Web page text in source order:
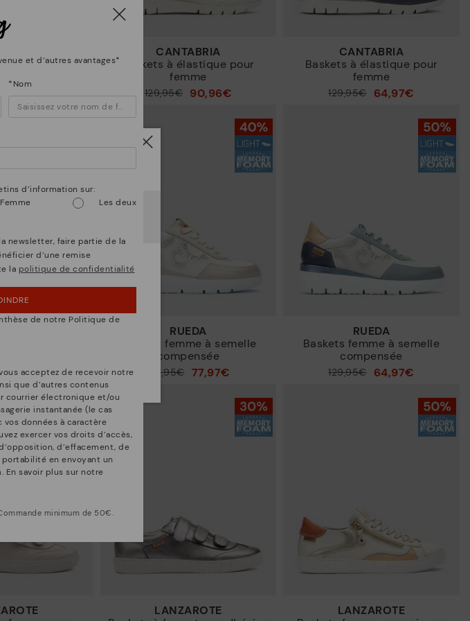
pour
64,97€
CANTABRIA
Baskets à élastique pour
femme
129,95€ 90,96€
CANTABRIA
Baskets à élastique pour
femme
129,95€ 64,97€
77,97€
RUEDA
Baskets femme à semelle
compensée
129,95€ 77,97€
RUEDA
Baskets femme à semelle
compensée
129,95€ 64,97€
LANZAROTE
LANZAROTE
États-Unis
et vous allez
JE VEUX RESTER
SUR LE SITE WEB DU
la vôtreici.
et d’autres avantages*
*Nom
d’information sur:
Femme Les deux
newsletter, faire partie de la
d’une remise
la politique de confidentialité
de notre Politique de
acceptez de recevoir notre
que d’autres contenus
courrier électronique et/ou
instantanée (le cas
données à caractère
exercer vos droits d’accès,
d’effacement, de
en envoyant un
. En savoir plus sur notre
minimum de 50€.